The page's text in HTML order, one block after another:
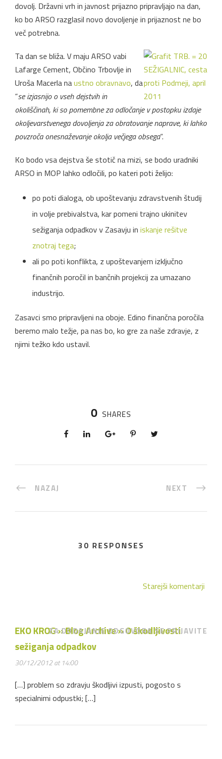
dovolj. Državni vrh in javnost prijazno pripravljajo na dan,
ko bo ARSO razglasil novo dovoljenje in prijaznost ne bo
več potrebna.
Ta dan se bliža. V maju ARSO vabi
Lafarge Cement, Občino Trbovlje in
Uroša Macerla naustno obravnavo, da
“se izjasnijo o vseh dejstvih in
okoliščinah, ki so pomembne za odločanje v postopku izdaje
okoljevarstvenega dovoljenja za obratovanje naprave, ki lahko
povzroča onesnaževanje okolja večjega obsega“.
Ko bodo vsa dejstva še stotič na mizi, se bodo uradniki
ARSO in MOP lahko odločili, po kateri poti želijo:
po poti dialoga, ob upoštevanju zdravstvenih študij
in volje prebivalstva, kar pomeni trajno ukinitev
sežiganja odpadkov v Zasavju in iskanje rešitve
znotraj tega;
ali po poti konflikta, z upoštevanjem izključno
finančnih poročil in bančnih projekcij za umazano
industrijo.
Zasavci smo pripravljeni na oboje. Edino finančna poročila
beremo malo težje, pa nas bo, ko gre za naše zdravje, z
njimi težko kdo ustavil.
0 SHARES
NAZAJ NEXT
30 RESPONSES
Starejši komentarji
EKO KROG » Blog Archive » O škodljivosti
sežiganja odpadkov
30/12/2012 at 14:00
ZA DODAJANJE ODGOVORA SE PRIJAVITE
[…] problem so zdravju škodljivi izpusti, pogosto s
specialnimi odpustki; […]